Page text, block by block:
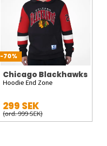
-70%
Chicago Blackhawks
Hoodie End Zone
299 SEK
(ord. 999 SEK)